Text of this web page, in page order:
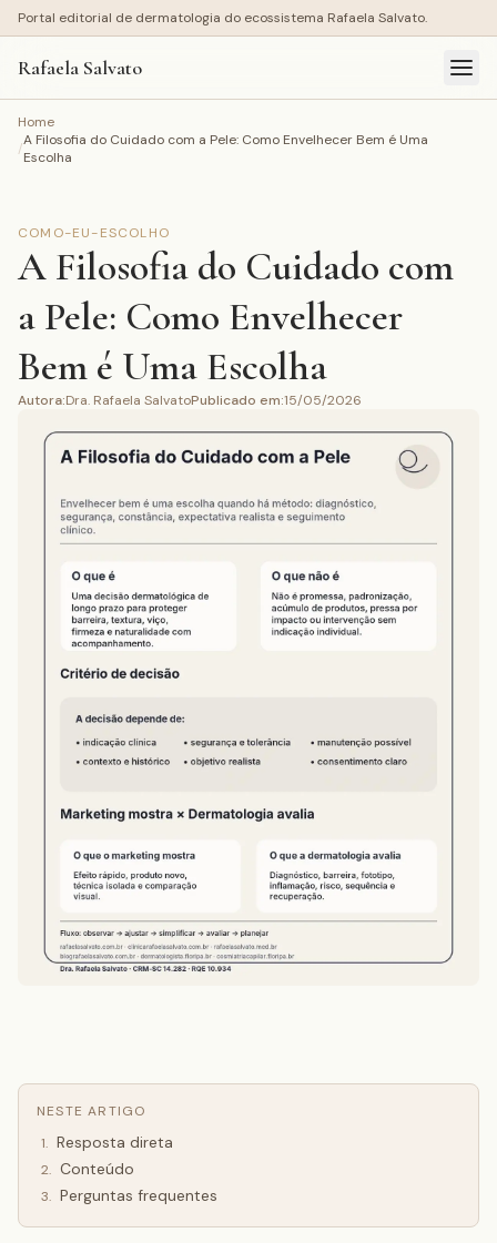
Portal editorial de dermatologia do ecossistema Rafaela Salvato.
Rafaela Salvato
Home
/A Filosofia do Cuidado com a Pele: Como Envelhecer Bem é Uma
Escolha
COMO-EU-ESCOLHO
A Filosofia do Cuidado com
a Pele: Como Envelhecer
Bem é Uma Escolha
Autora:Dra. Rafaela SalvatoPublicado em:15/05/2026
NESTE ARTIGO
1. Resposta direta
2. Conteúdo
3. Perguntas frequentes